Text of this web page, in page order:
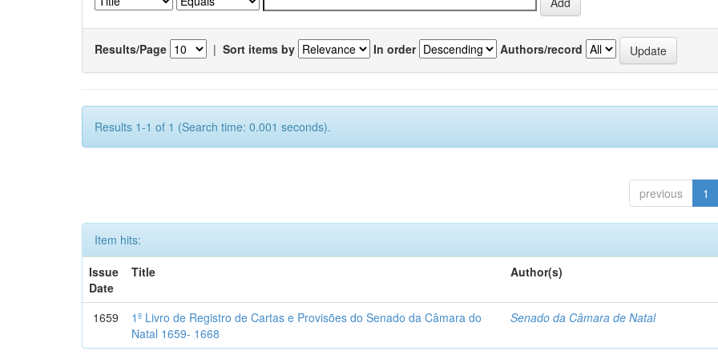
Results/Page | Sort items by In order Authors/record
Results 1-1 of 1 (Search time: 0.001 seconds).
previous 1
Item hits:
Issue
Date
Title Author(s)
1659
1º Livro de Registro de Cartas e Provisões do Senado da Câmara do
Natal 1659- 1668
Senado da Câmara de Natal